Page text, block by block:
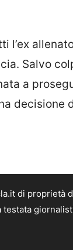
l’ex
Salvo
a
decisione
di proprietà
testata